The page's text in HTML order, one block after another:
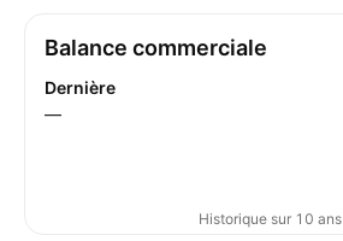
Balance commerciale
Dernière
—
Historique sur 10 ans